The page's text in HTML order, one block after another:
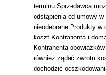
terminu Sprzedawca
odstąpienia od umowy
nieodebrane Produkty w
koszt Kontrahenta i
Kontrahenta
również żądać zwrotu
dochodzić